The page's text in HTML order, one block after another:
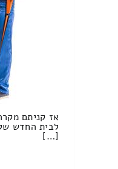
אז קניתם
לבית החדש
[…]